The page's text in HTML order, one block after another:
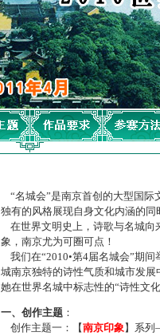
“名城会”是南京首创的大型国际
独有的风格展现自身文化内涵的
在世界文明史上，诗歌与名城向
象，南京尤为可圈可点！
我们在“2010•第4届名城会”期
城南京独特的诗性气质和城市发
她在世界名城中标志性的“诗性文
一、创作主题 ：
创作主题一：【南京印象】系